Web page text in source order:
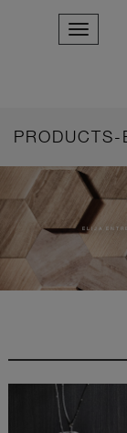
PRODUCTS-
ELIJA